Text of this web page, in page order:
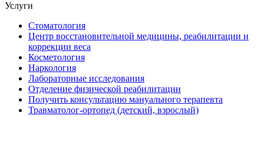
Услуги
Стоматология
Центр восстановительной медицины, реабилитации и
коррекции веса
Косметология
Наркология
Лабораторные исследования
Отделение физической реабилитации
Получить консультацию мануального терапевта
Травматолог-ортопед (детский, взрослый)